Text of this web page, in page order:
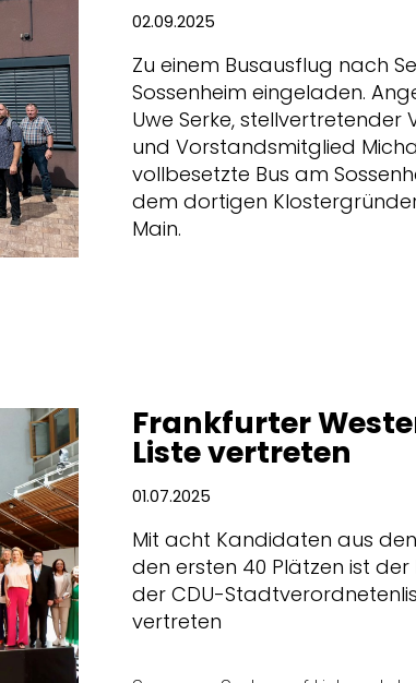
02.09.2025
Zu einem Busausflug nach
Sossenheim eingeladen.
Uwe Serke, stellvertretender
und Vorstandsmitglied
vollbesetzte Bus am
dem dortigen
Main.
Frankfurter
Liste vertreten
01.07.2025
Mit acht Kandidaten aus
den ersten 40 Plätzen ist
der CDU-
vertreten